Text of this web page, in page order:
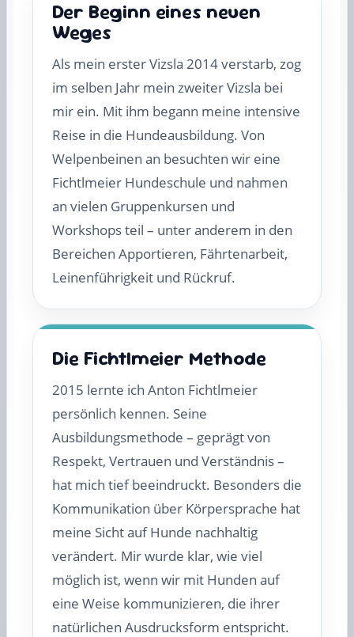
Der Beginn eines neuen
Weges
Als mein erster Vizsla 2014 verstarb, zog
im selben Jahr mein zweiter Vizsla bei
mir ein. Mit ihm begann meine intensive
Reise in die Hundeausbildung. Von
Welpenbeinen an besuchten wir eine
Fichtlmeier Hundeschule und nahmen
an vielen Gruppenkursen und
Workshops teil – unter anderem in den
Bereichen Apportieren, Fährtenarbeit,
Leinenführigkeit und Rückruf.
Die Fichtlmeier Methode
2015 lernte ich Anton Fichtlmeier
persönlich kennen. Seine
Ausbildungsmethode – geprägt von
Respekt, Vertrauen und Verständnis –
hat mich tief beeindruckt. Besonders die
Kommunikation über Körpersprache hat
meine Sicht auf Hunde nachhaltig
verändert. Mir wurde klar, wie viel
möglich ist, wenn wir mit Hunden auf
eine Weise kommunizieren, die ihrer
natürlichen Ausdrucksform entspricht.